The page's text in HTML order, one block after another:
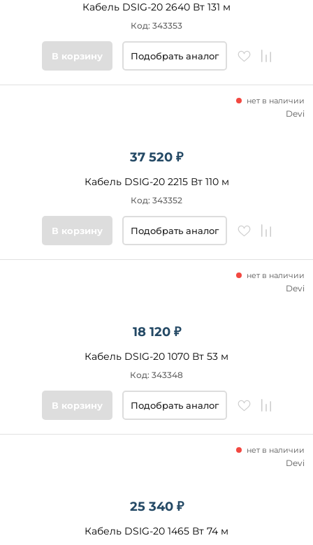
Кабель DSIG-20 2640 Вт 131 м
Код: 343353
В корзину Подобрать аналог
37 520 ₽
Кабель DSIG-20 2215 Вт 110 м
нет в наличии
Код: 343352
Devi
В корзину Подобрать аналог
18 120 ₽
Кабель DSIG-20 1070 Вт 53 м
нет в наличии
Код: 343348
Devi
В корзину Подобрать аналог
25 340 ₽
Кабель DSIG-20 1465 Вт 74 м
нет в наличии
Devi